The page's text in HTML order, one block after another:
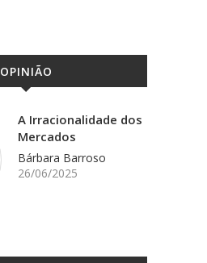
OPINIÃO
A Irracionalidade dos
Mercados
Bárbara Barroso
26/06/2025